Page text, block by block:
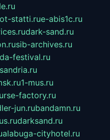
statti.rue-abis1c.ru
dark-sand.ru
sib-archives.ru
festival.ru
1-mus.ru
factory.ru
jun.rubandamn.ru
darksand.ru
alabuga-cityhotel.ru